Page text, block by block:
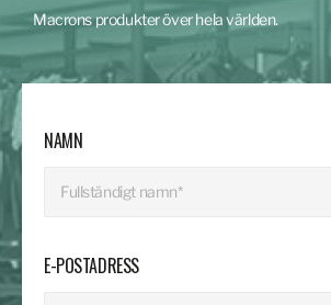
Macrons produkter över hela världen.
NAMN
E-POSTADRESS